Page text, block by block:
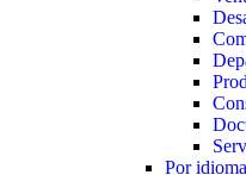
Por idioma